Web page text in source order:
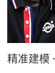
精准建模